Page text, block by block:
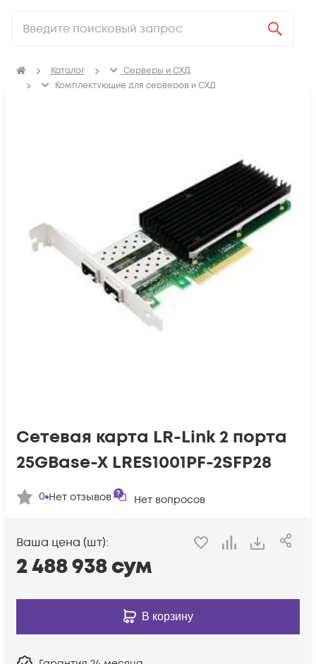
Каталог
Серверы и СХД
Комплектующие для серверов и СХД
Сетевая карта LR-Link 2 порта
25GBase-X LRES1001PF-2SFP28
0 Нет отзывов Нет вопросов
Ваша цена (шт):
2 488 938сум
В корзину